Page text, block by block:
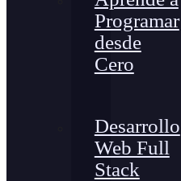
Programar
desde
Cero
Desarrollo
Web Full
Stack